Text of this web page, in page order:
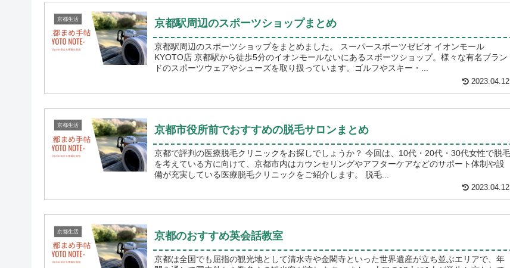
京都生活 京都駅周辺のスポーツショップまとめ
京都駅周辺のスポーツショップをまとめました。 スーパースポーツゼビオ イオンモール
KYOTO店 京都駅から徒歩5分のイオンモールないにあるスポーツショップ。様々な有名ブラン
ドのスポーツウェアやシューズを取り扱っています。ゴルフやスキー・...
2023.04.12
京都生活 京都市役所前でおすすめの脱毛サロンまとめ
京都で評判の医療脱毛クリニックをお探しでしょうか？ 今回は、10代・20代・30代女性で脱毛
を考えている方に向けて、京都市内はカウンセリングやアフターケアなどのサポート体制や設
備が充実している医療脱毛クリニックをご紹介します。 脱毛...
2023.04.12
京都生活 京都のおすすめ英会話教室
京都は全国でも屈指の観光地として清水寺や金閣寺といった世界遺産が立ち並ぶエリアで、年